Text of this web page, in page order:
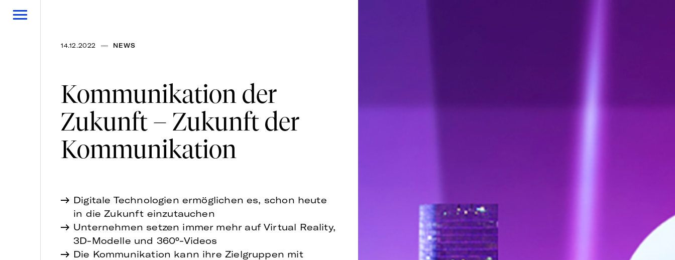
14.12.2022 — NEWS
Kommunikation der
Zukunft – Zukunft der
Kommunikation
Digitale Technologien ermöglichen es, schon heute
in die Zukunft einzutauchen
Unternehmen setzen immer mehr auf Virtual Reality,
3D-Modelle und 360°-Videos
Die Kommunikation kann ihre Zielgruppen mit